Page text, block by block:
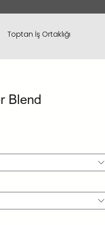
Toptan İş Ortaklığı
Blend